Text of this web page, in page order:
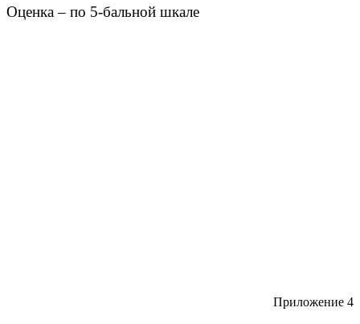
Оценка – по 5-бальной шкале
Приложение 4